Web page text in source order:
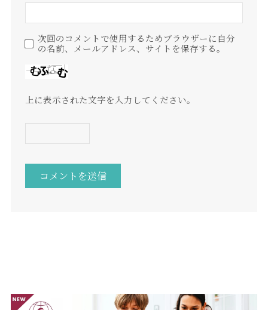
次回のコメントで使用するためブラウザーに自分
の名前、メールアドレス、サイトを保存する。
上に表示された文字を入力してください。